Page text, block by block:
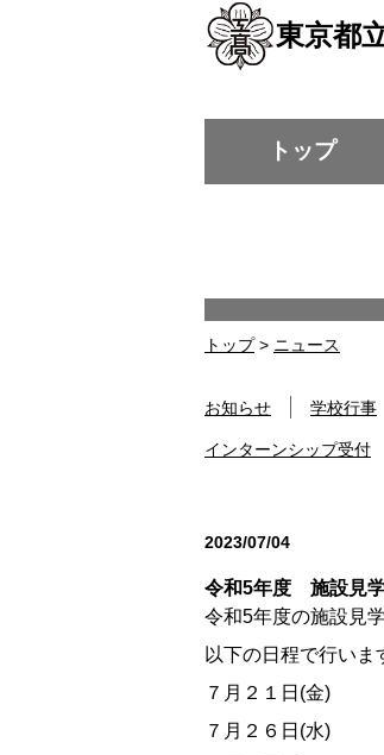
東京都
トップ
トップ> ニュース
お知らせ 学校行事
インターンシップ受付
2023/07/04
令和5年度 施設見
令和5年度の施設見
以下の日程で行いま
７月２１日(金)
７月２６日(水)